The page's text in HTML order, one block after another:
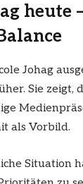
heute
Johag
Sie zeigt,
als Vorbild.
Situation